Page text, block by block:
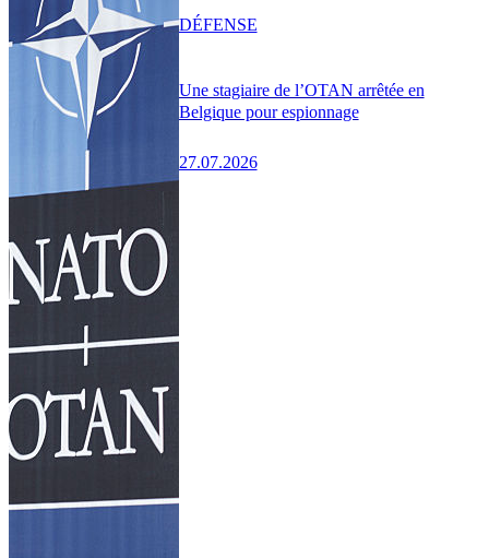
Une stagiaire de l’OTAN arrêtée en
Belgique pour espionnage
27.07.2026
DÉFENSE